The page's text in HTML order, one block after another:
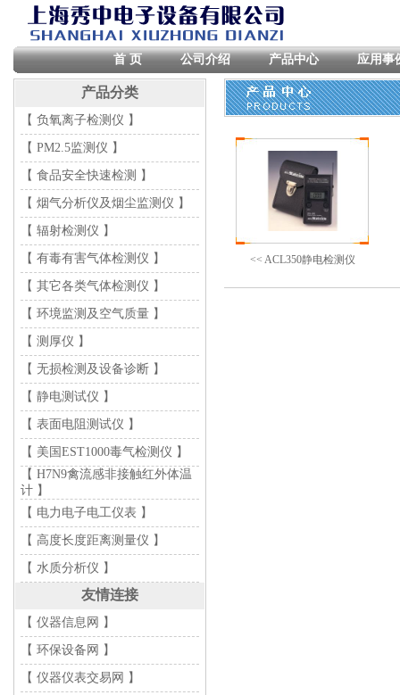
首 页 公司介绍 产品中心 应用事
产品分类
【 负氧离子检测仪 】
【 PM2.5监测仪 】
【 食品安全快速检测 】
【 烟气分析仪及烟尘监测仪 】
【 辐射检测仪 】
【 有毒有害气体检测仪 】
【 其它各类气体检测仪 】
【 环境监测及空气质量 】
【 测厚仪 】
【 无损检测及设备诊断 】
【 静电测试仪 】
【 表面电阻测试仪 】
【 美国EST1000毒气检测仪 】
【 H7N9禽流感非接触红外体温
计 】
【 电力电子电工仪表 】
【 高度长度距离测量仪 】
【 水质分析仪 】
友情连接
【 仪器信息网 】
【 环保设备网 】
【 仪器仪表交易网 】
<< ACL350静电检测仪